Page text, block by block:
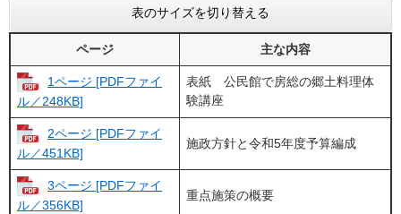
表のサイズを切り替える
ページ 主な内容
1ページ [PDFファイ
ル／248KB]
表紙 公民館で房総の郷土料理体
験講座
2ページ [PDFファイ
ル／451KB]
施政方針と令和5年度予算編成
3ページ [PDFファイ
ル／356KB]
重点施策の概要